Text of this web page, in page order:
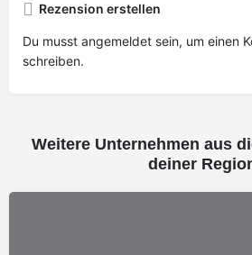
Rezension erstellen
Du musst angemeldet sein, um einen
schreiben.
Weitere Unternehmen aus
deiner